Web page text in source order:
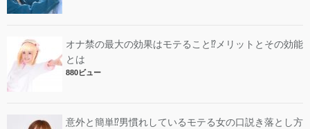
オナ禁の最大の効果はモテること⁉︎メリットとその効能
とは
880ビュー
意外と簡単⁉︎男慣れしているモテる女の口説き落とし方